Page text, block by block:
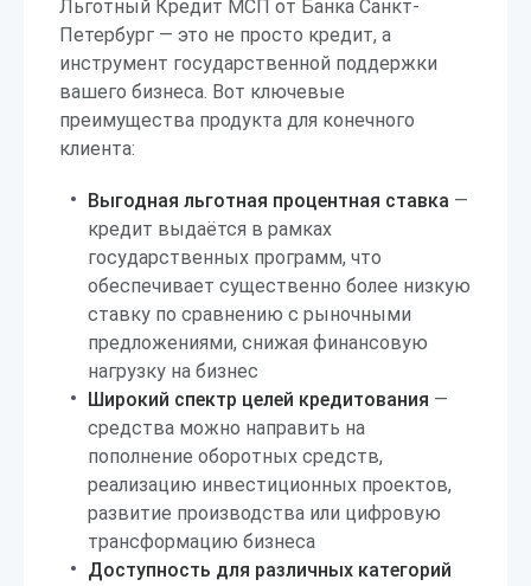
Льготный Кредит МСП от Банка Санкт-
Петербург — это не просто кредит, а
инструмент государственной поддержки
вашего бизнеса. Вот ключевые
преимущества продукта для конечного
клиента:
Выгодная льготная процентная ставка —
кредит выдаётся в рамках
государственных программ, что
обеспечивает существенно более низкую
ставку по сравнению с рыночными
предложениями, снижая финансовую
нагрузку на бизнес
Широкий спектр целей кредитования —
средства можно направить на
пополнение оборотных средств,
реализацию инвестиционных проектов,
развитие производства или цифровую
трансформацию бизнеса
Доступность для различных категорий